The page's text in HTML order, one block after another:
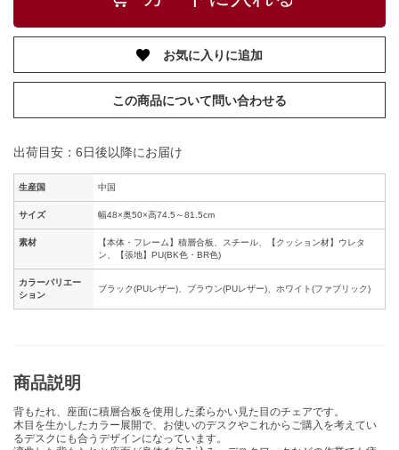
お気に入りに追加
この商品について問い合わせる
出荷目安：6日後以降にお届け
生産国 中国
サイズ 幅48×奥50×高74.5～81.5cm
素材
【本体・フレーム】積層合板、スチール、【クッション材】ウレタ
ン、【張地】PU(BK色・BR色)
カラーバリエー
ション
ブラック(PUレザー)、ブラウン(PUレザー)、ホワイト(ファブリック)
商品説明
背もたれ、座面に積層合板を使用した柔らかい見た目のチェアです。
木目を生かしたカラー展開で、お使いのデスクやこれからご購入を考えてい
るデスクにも合うデザインになっています。